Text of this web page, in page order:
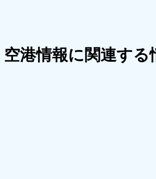
空港情報に関連する